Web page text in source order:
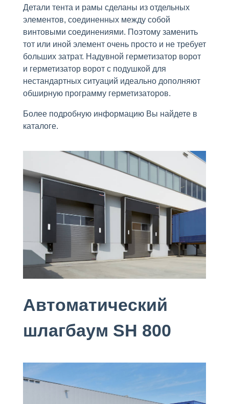
Детали тента и рамы сделаны из отдельных
элементов, соединенных между собой
винтовыми соединениями. Поэтому заменить
тот или иной элемент очень просто и не требует
больших затрат. Надувной герметизатор ворот
и герметизатор ворот с подушкой для
нестандартных ситуаций идеально дополняют
обширную программу герметизаторов.
Более подробную информацию Вы найдете в
каталоге.
Автоматический
шлагбаум SH 800